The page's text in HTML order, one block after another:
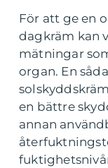
För att ge en
dagkräm kan
mätningar
organ. En
en bättre
annan